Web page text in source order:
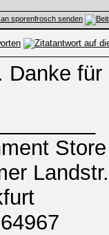
Danke
Store